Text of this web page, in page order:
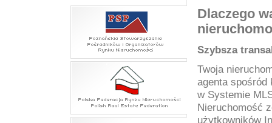
Dlaczego
Szybsza
Twoja
agenta
w Systemie
Nieruchomość
użytkowników